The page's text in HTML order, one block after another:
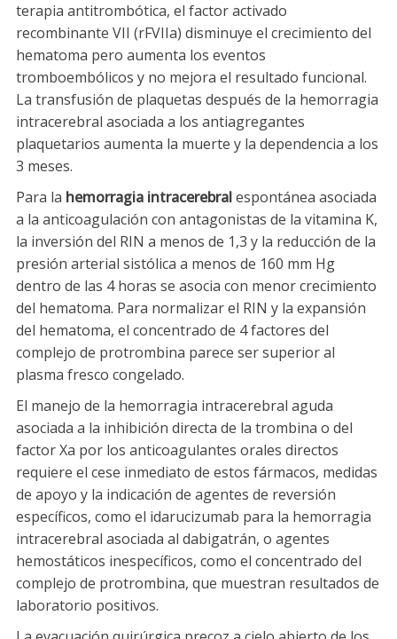
terapia antitrombótica, el factor activado
recombinante VII (rFVIIa) disminuye el crecimiento del
hematoma pero aumenta los eventos
tromboembólicos y no mejora el resultado funcional.
La transfusión de plaquetas después de la hemorragia
intracerebral asociada a los antiagregantes
plaquetarios aumenta la muerte y la dependencia a los
3 meses.
Para la hemorragia intracerebralespontánea asociada
a la anticoagulación con antagonistas de la vitamina K,
la inversión del RIN a menos de 1,3 y la reducción de la
presión arterial sistólica a menos de 160 mm Hg
dentro de las 4 horas se asocia con menor crecimiento
del hematoma. Para normalizar el RIN y la expansión
del hematoma, el concentrado de 4 factores del
complejo de protrombina parece ser superior al
plasma fresco congelado.
El manejo de la hemorragia intracerebral aguda
asociada a la inhibición directa de la trombina o del
factor Xa por los anticoagulantes orales directos
requiere el cese inmediato de estos fármacos, medidas
de apoyo y la indicación de agentes de reversión
específicos, como el idarucizumab para la hemorragia
intracerebral asociada al dabigatrán, o agentes
hemostáticos inespecíficos, como el concentrado del
complejo de protrombina, que muestran resultados de
laboratorio positivos.